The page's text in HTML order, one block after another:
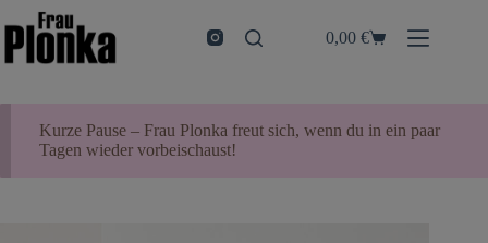
Inhalt
springen
Warenkorb
0,00€
Kurze Pause – Frau Plonka freut sich, wenn du in ein paar
Tagen wieder vorbeischaust!